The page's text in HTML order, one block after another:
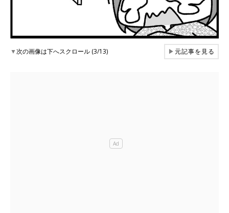
▼次の画像は下へスクロール (3/13) ▶元記事を見る